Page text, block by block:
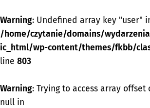
Warning: Undefined array key "user"
/home/czytanie/domains/
ic_html/wp-content/themes/fkbb/
line 803
Warning: Trying to access array
null in